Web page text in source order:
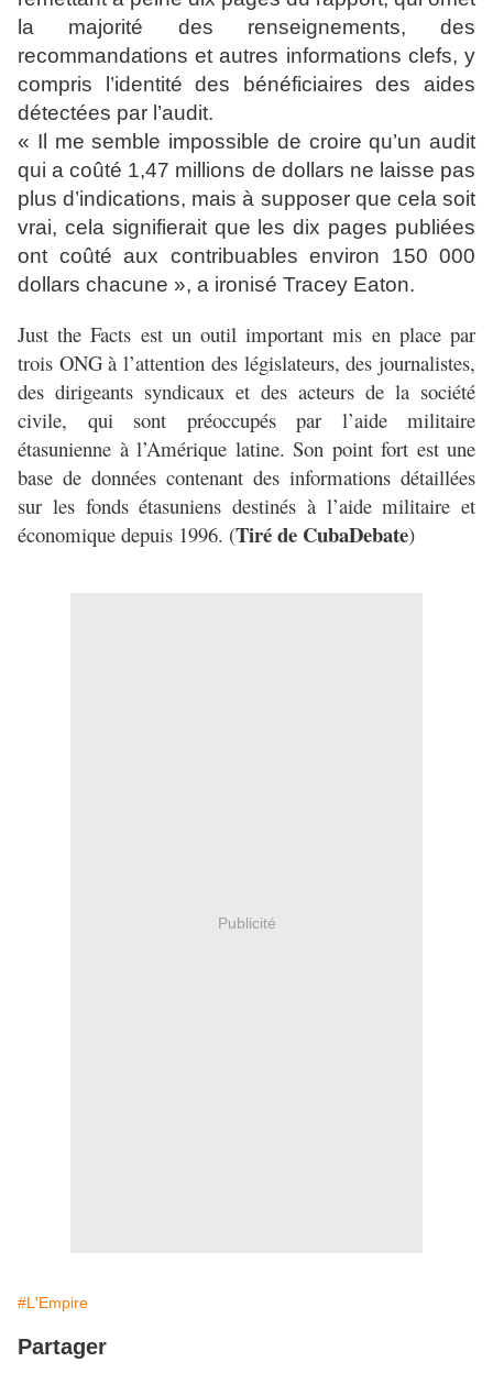
la majorité des renseignements, des
recommandations et autres informations clefs, y
compris l’identité des bénéficiaires des aides
détectées par l’audit.
« Il me semble impossible de croire qu’un audit
qui a coûté 1,47 millions de dollars ne laisse pas
plus d’indications, mais à supposer que cela soit
vrai, cela signifierait que les dix pages publiées
ont coûté aux contribuables environ 150 000
dollars chacune », a ironisé Tracey Eaton.
Just the Facts est un outil important mis en place par
trois ONG à l’attention des législateurs, des journalistes,
des dirigeants syndicaux et des acteurs de la société
civile, qui sont préoccupés par l’aide militaire
étasunienne à l’Amérique latine. Son point fort est une
base de données contenant des informations détaillées
sur les fonds étasuniens destinés à l’aide militaire et
économique depuis 1996. (Tiré de CubaDebate)
Publicité
#L'Empire
Partager